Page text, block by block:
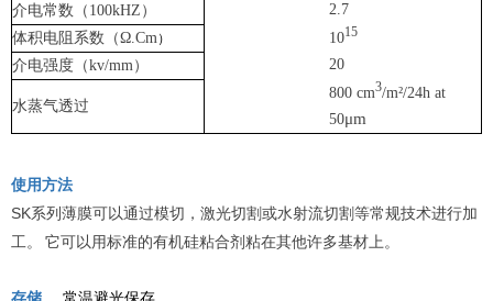
介电常数（100kHZ）
2.7
体积电阻系数（Ω.Cm） 1015
介电强度（kv/mm） 20
水蒸气透过
800 cm3/m²/24h at
50μm
使用方法
SK系列薄膜可以通过模切，激光切割或水射流切割等常规技术进行加
工。
它可以用标准的有机硅粘合剂粘在其他许多基材上。